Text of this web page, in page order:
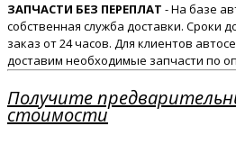
ЗАПЧАСТИ БЕЗ ПЕРЕПЛАТ - На базе
собственная служба доставки. Сроки
заказ от 24 часов. Для клиентов
доставим необходимые запчасти по
Получите
стоимости